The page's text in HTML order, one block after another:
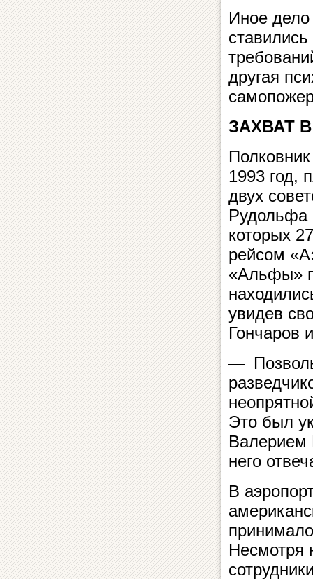
Иное
другая
ЗАХВАТ
1993 год,
двух
Рудольфа
которых
рейсом
«Альфы»
увидев
Гончаров
—
Это был
него
В
Несмотря